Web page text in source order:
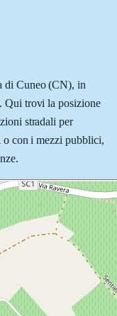
di Cuneo (CN), in
Qui trovi la posizione
stradali per
o con i mezzi pubblici,